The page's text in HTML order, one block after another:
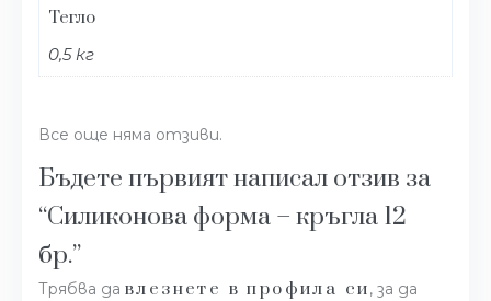
Тегло
0,5 кг
Все още няма отзиви.
Бъдете първият написал отзив за
“Силиконова форма – кръгла 12
бр.”
Трябва да влезнете в профила си, за да